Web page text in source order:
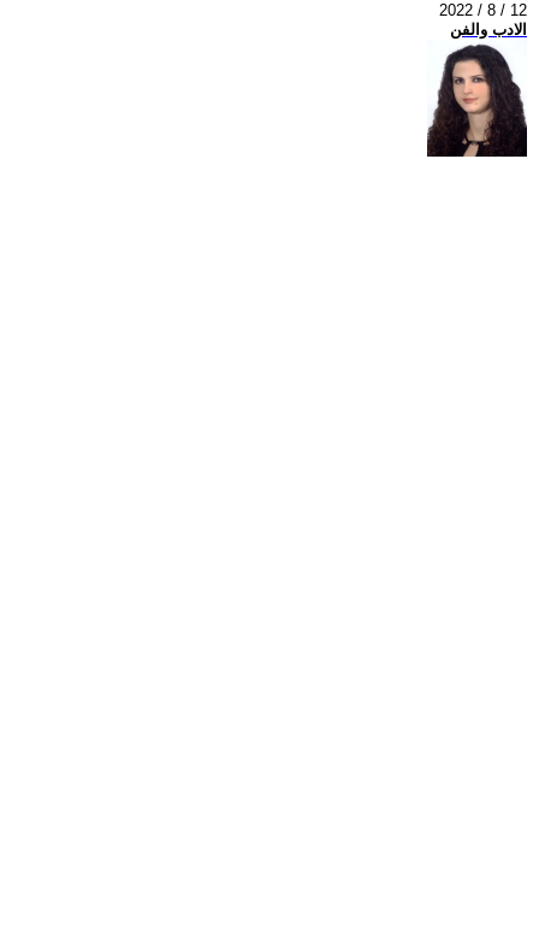
2022 / 8 / 12
الادب والفن